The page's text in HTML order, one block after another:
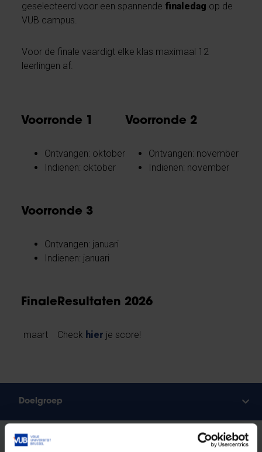
geselecteerd voor een spannende finaledag op de
VUB campus.
Voor de finale vaardigt elke klas maximaal 12
leerlingen af.
Voorronde 1
Ontvangen: oktober
Indienen: oktober
Voorronde 2
Ontvangen: november
Indienen: november
Voorronde 3
Ontvangen: januari
Indienen: januari
Finale
maart
Resultaten 2026
Check hier je score!
Doelgroep
Wiskunnend Wiske is bedoeld voor leerlingen uit het